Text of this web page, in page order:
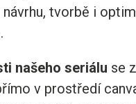
tvorbě i
našeho seriálu se
v prostředí